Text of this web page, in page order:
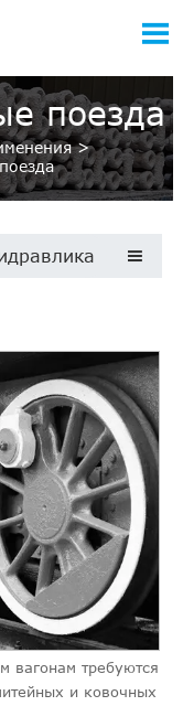

поезда
>

вагонам требуются
и ковочных